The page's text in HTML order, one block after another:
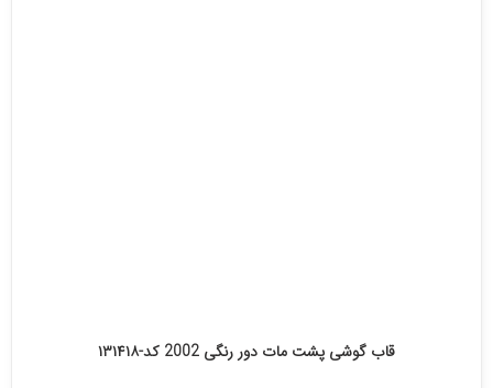
قاب گوشی پشت مات دور رنگی 2002 کد-۱۳۱۴۱۸